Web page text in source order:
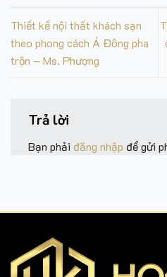
Thiết kế nội thất khách sạn
theo phong cách Á Đông pha
trộn – Ms. Phượng
Trả lời
Bạn phải đăng nhập để gửi